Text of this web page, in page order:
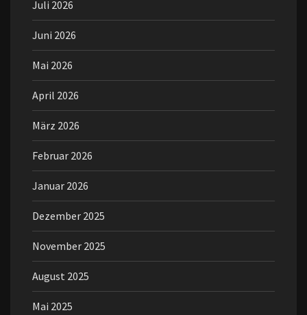
Juli 2026
Juni 2026
Mai 2026
April 2026
März 2026
Februar 2026
Januar 2026
Dezember 2025
November 2025
August 2025
Mai 2025